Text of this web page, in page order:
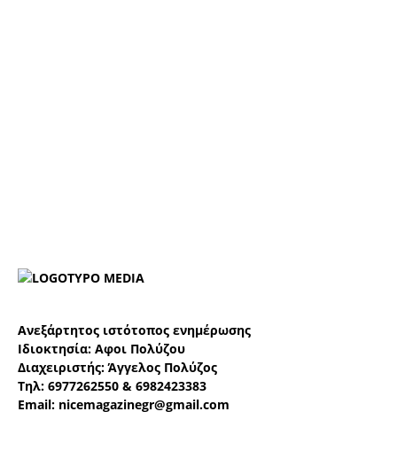
Ανεξάρτητος ιστότοπος ενημέρωσης
Ιδιοκτησία: Αφοι Πολύζου
Διαχειριστής:Άγγελος Πολύζος
Τηλ: 6977262550 & 6982423383
Email: nicemagazinegr@gmail.com